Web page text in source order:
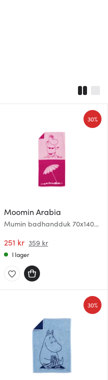
Moomin Arabia
Mumin badhandduk 70x140
251 kr 359 kr
30%
I lager
30%